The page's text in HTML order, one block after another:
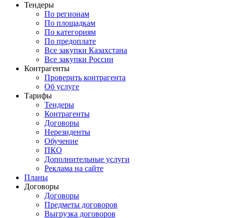
Тендеры
По регионам
По площадкам
По категориям
По предоплате
Все закупки Казахстана
Все закупки России
Контрагенты
Проверить контрагента
Об услуге
Тарифы
Тендеры
Контрагенты
Договоры
Нерезиденты
Обучение
ПКО
Дополнительные услуги
Реклама на сайте
Планы
Договоры
Договоры
Предметы договоров
Выгрузка договоров